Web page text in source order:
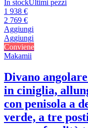
In stockUltimi pezzi
1 938 €
2 769 €
Aggiungi
Aggiungi
Conviene
Makamii
Divano
in ciniglia,
con penisola a
verde, a tre